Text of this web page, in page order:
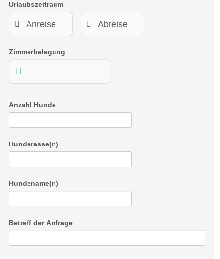
Urlaubszeitraum
Zimmerbelegung
Anzahl Hunde
Hunderasse(n)
Hundename(n)
Betreff der Anfrage